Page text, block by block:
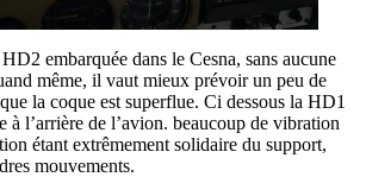
embarquée dans le Cesna, sans aucune
même, il vaut mieux prévoir un peu de
la coque est superflue. Ci dessous la HD1
à l’arrière de l’avion. beaucoup de vibration
étant extrêmement solidaire du support,
mouvements.